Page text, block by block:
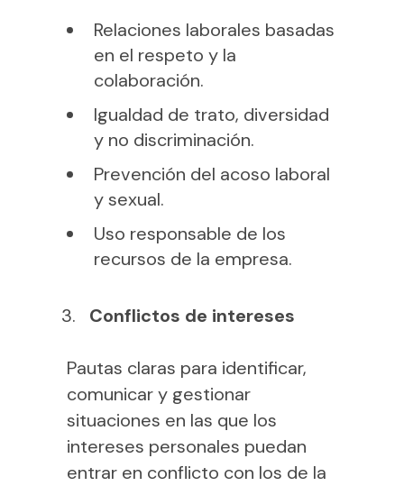
Relaciones laborales basadas
en el respeto y la
colaboración.
Igualdad de trato, diversidad
y no discriminación.
Prevención del acoso laboral
y sexual.
Uso responsable de los
recursos de la empresa.
Conflictos de intereses
Pautas claras para identificar,
comunicar y gestionar
situaciones en las que los
intereses personales puedan
entrar en conflicto con los de la